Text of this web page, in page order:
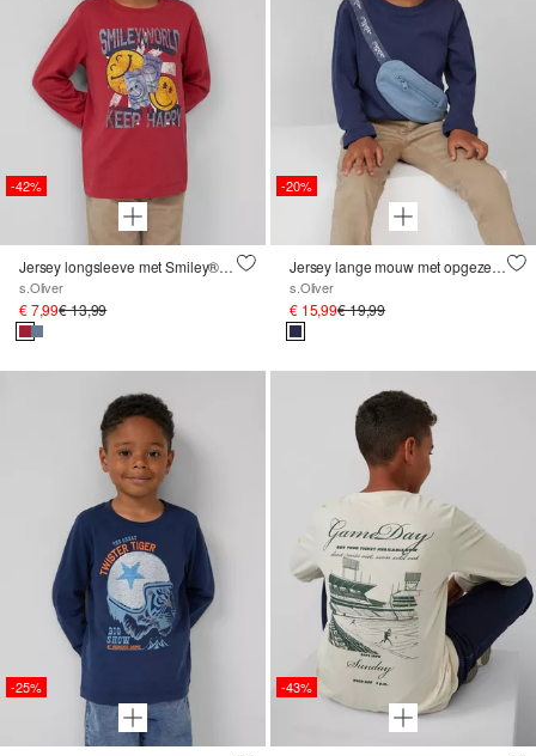
-42%
Jersey longsleeve met Smiley® print
s.Oliver
€ 7,99€ 13,99
-20%
Jersey lange mouw met opgezette ritszak
s.Oliver
€ 15,99€ 19,99
-25% -43%